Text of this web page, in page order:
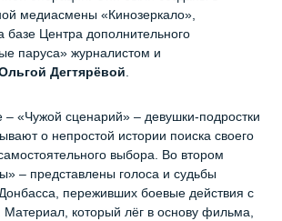
медиасмены «Кинозеркало»,
базе Центра дополнительного
паруса» журналистом и
Дегтярёвой.
«Чужой сценарий» – девушки-подростки
о непростой истории поиска своего
выбора. Во втором
– представлены голоса и судьбы
переживших боевые действия с
Материал, который лёг в основу фильма,